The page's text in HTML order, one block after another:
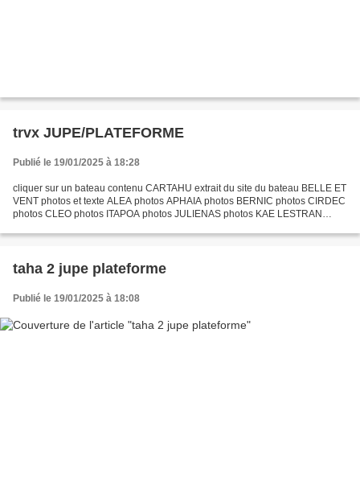
trvx JUPE/PLATEFORME
Publié le 19/01/2025 à 18:28
cliquer sur un bateau contenu CARTAHU extrait du site du bateau BELLE ET
VENT photos et texte ALEA photos APHAIA photos BERNIC photos CIRDEC
photos CLEO photos ITAPOA photos JULIENAS photos KAE LESTRAN
taha 2 jupe plateforme
Publié le 19/01/2025 à 18:08